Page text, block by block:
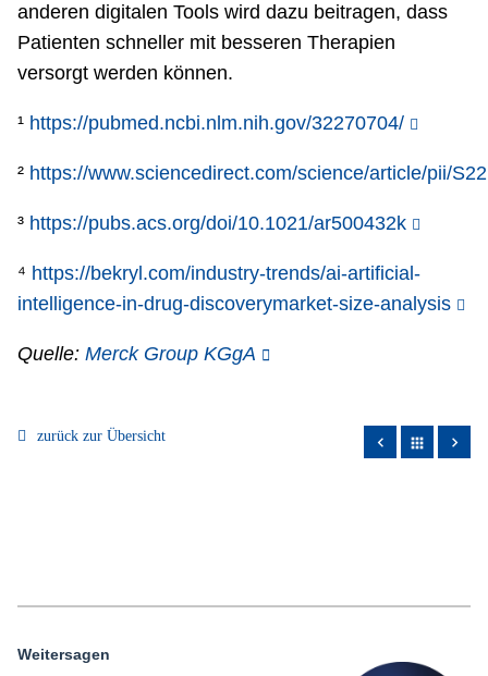
anderen digitalen Tools wird dazu beitragen, dass
Patienten schneller mit besseren Therapien
versorgt werden können.
¹ https://pubmed.ncbi.nlm.nih.gov/32270704/
² https://www.sciencedirect.com/science/article/pii/
³ https://pubs.acs.org/doi/10.1021/ar500432k
⁴ https://bekryl.com/industry-trends/ai-artificial-
intelligence-in-drug-discoverymarket-size-analysis
Quelle: Merck Group KGgA
zurück zur Übersicht apps
Weitersagen